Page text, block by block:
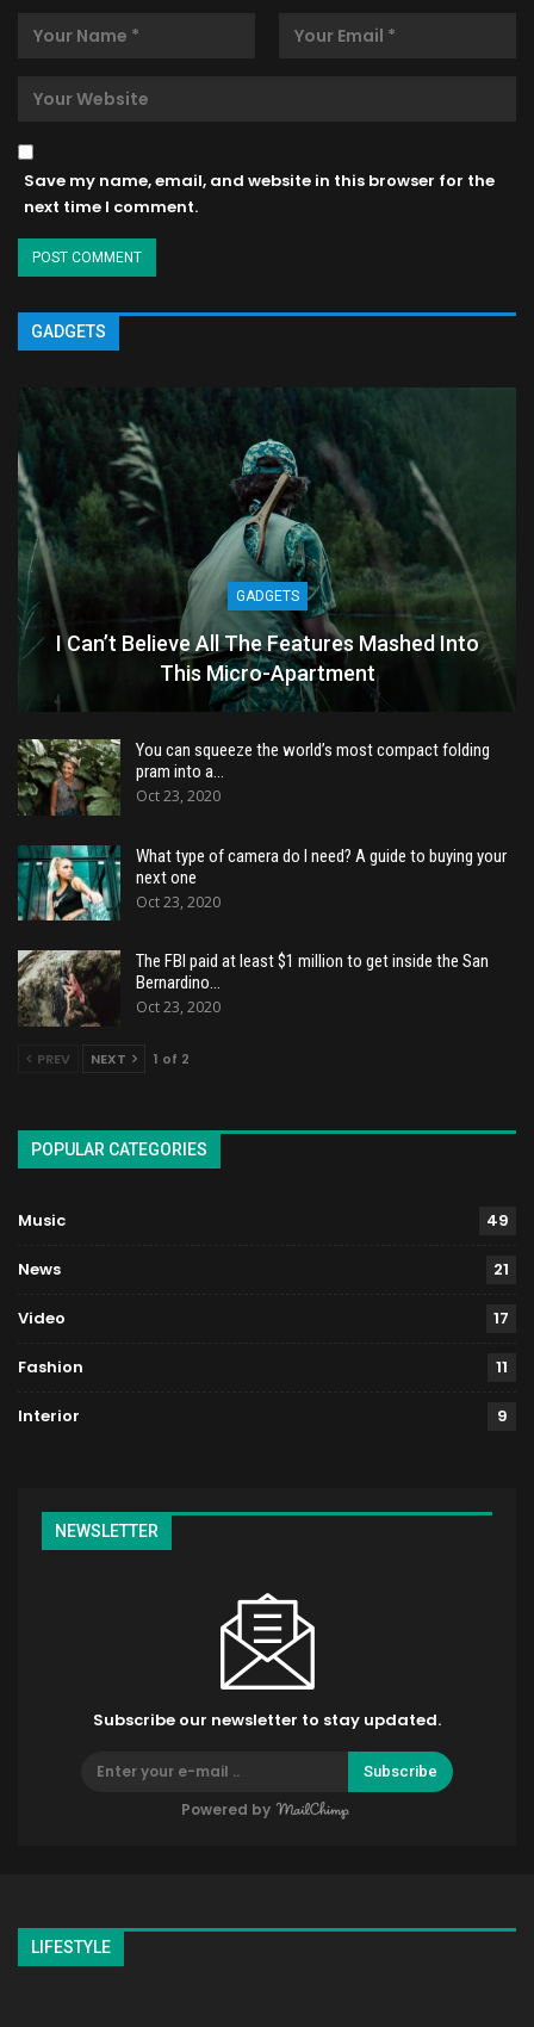
Save my name, email, and website in this browser for the
next time I comment.
GADGETS
GADGETS
I Can’t Believe All The Features Mashed Into
This Micro-Apartment
You can squeeze the world’s most compact folding
pram into a…
Oct 23, 2020
What type of camera do I need? A guide to buying your
next one
Oct 23, 2020
The FBI paid at least $1 million to get inside the San
Bernardino…
Oct 23, 2020
PREV NEXT 1 of 2
POPULAR CATEGORIES
Music 49
News 21
Video 17
Fashion 11
Interior 9
NEWSLETTER
Subscribe our newsletter to stay updated.
Subscribe
Powered by
LIFESTYLE